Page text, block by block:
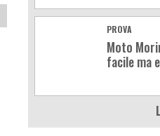
PROVA
Moto
facile ma